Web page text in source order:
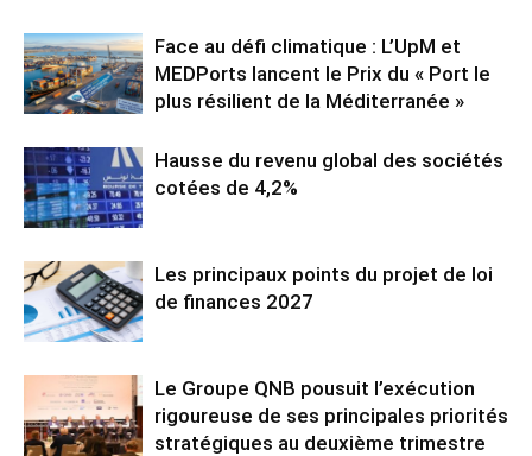
Face au défi climatique : L’UpM et
MEDPorts lancent le Prix du « Port le
plus résilient de la Méditerranée »
Hausse du revenu global des sociétés
cotées de 4,2%
Les principaux points du projet de loi
de finances 2027
Le Groupe QNB pousuit l’exécution
rigoureuse de ses principales priorités
stratégiques au deuxième trimestre